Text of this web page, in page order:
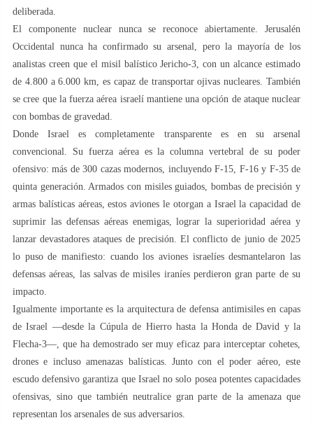
deliberada.
El componente nuclear nunca se reconoce abiertamente. Jerusalén
Occidental nunca ha confirmado su arsenal, pero la mayoría de los
analistas creen que el misil balístico Jericho-3, con un alcance estimado
de 4.800 a 6.000 km, es capaz de transportar ojivas nucleares. También
se cree que la fuerza aérea israelí mantiene una opción de ataque nuclear
con bombas de gravedad.
Donde Israel es completamente transparente es en su arsenal
convencional. Su fuerza aérea es la columna vertebral de su poder
ofensivo: más de 300 cazas modernos, incluyendo F-15, F-16 y F-35 de
quinta generación. Armados con misiles guiados, bombas de precisión y
armas balísticas aéreas, estos aviones le otorgan a Israel la capacidad de
suprimir las defensas aéreas enemigas, lograr la superioridad aérea y
lanzar devastadores ataques de precisión. El conflicto de junio de 2025
lo puso de manifiesto: cuando los aviones israelíes desmantelaron las
defensas aéreas, las salvas de misiles iraníes perdieron gran parte de su
impacto.
Igualmente importante es la arquitectura de defensa antimisiles en capas
de Israel —desde la Cúpula de Hierro hasta la Honda de David y la
Flecha-3—, que ha demostrado ser muy eficaz para interceptar cohetes,
drones e incluso amenazas balísticas. Junto con el poder aéreo, este
escudo defensivo garantiza que Israel no solo posea potentes capacidades
ofensivas, sino que también neutralice gran parte de la amenaza que
representan los arsenales de sus adversarios.